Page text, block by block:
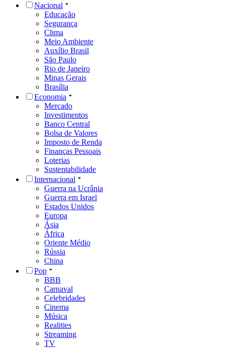
Nacional
Educação
Segurança
Clima
Meio Ambiente
Auxílio Brasil
São Paulo
Rio de Janeiro
Minas Gerais
Brasília
Economia
Mercado
Investimentos
Banco Central
Bolsa de Valores
Imposto de Renda
Finanças Pessoais
Loterias
Sustentabilidade
Internacional
Guerra na Ucrânia
Guerra em Israel
Estados Unidos
Europa
Ásia
África
Oriente Médio
Rússia
China
Pop
BBB
Carnaval
Celebridades
Cinema
Música
Realities
Streaming
TV